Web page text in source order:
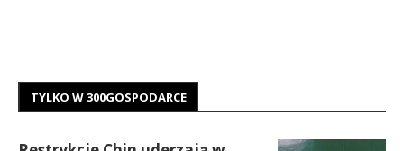
TYLKO W 300GOSPODARCE